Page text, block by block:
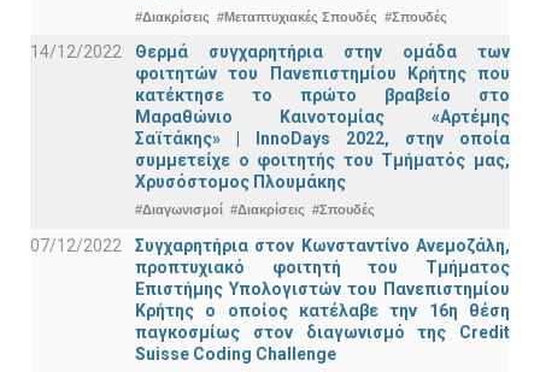
#Διακρίσεις #Μεταπτυχιακές Σπουδές #Σπουδές
14/12/2022
Θερμά συγχαρητήρια στην ομάδα των
φοιτητών του Πανεπιστημίου Κρήτης που
κατέκτησε το πρώτο βραβείο στο
Μαραθώνιο Καινοτομίας «Αρτέμης
Σαϊτάκης» | InnoDays 2022, στην οποία
συμμετείχε ο φοιτητής του Τμήματός μας,
Χρυσόστομος Πλουμάκης
#Διαγωνισμοί #Διακρίσεις #Σπουδές
07/12/2022
Συγχαρητήρια στον Κωνσταντίνο Ανεμοζάλη,
προπτυχιακό φοιτητή του Τμήματος
Επιστήμης Υπολογιστών του Πανεπιστημίου
Κρήτης ο οποίος κατέλαβε την 16η θέση
παγκοσμίως στον διαγωνισμό της Credit
Suisse Coding Challenge